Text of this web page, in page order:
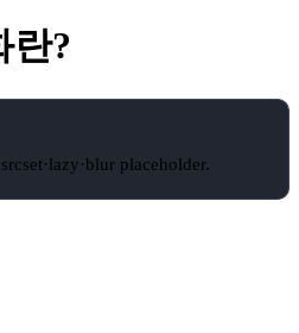
란?
placeholder.